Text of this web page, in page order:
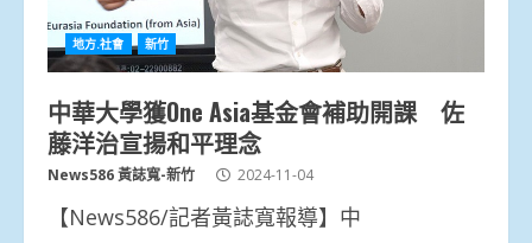
地方.社會 新竹
中華大學獲One Asia基金會補助開課 佐
藤洋治宣揚和平理念
News586 黃誌寬-新竹 2024-11-04
【News586/記者黃誌寬報導】中